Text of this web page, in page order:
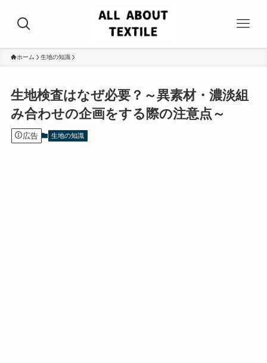
ホーム 生地の知識
生地検査はなぜ必要？～異素材・濃淡組
み合わせの企画をする際の注意点～
広告 生地の知識